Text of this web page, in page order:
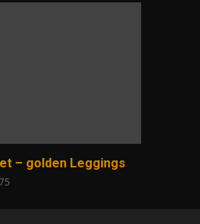
– golden Leggings